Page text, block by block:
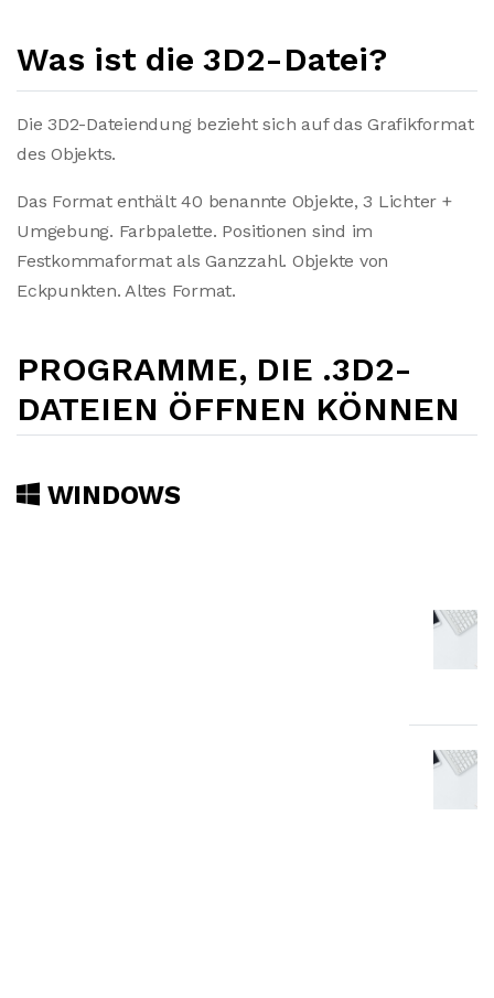
Was ist die 3D2-Datei?
Die 3D2-Dateiendung bezieht sich auf das Grafikformat
des Objekts.
Das Format enthält 40 benannte Objekte, 3 Lichter +
Umgebung. Farbpalette. Positionen sind im
Festkommaformat als Ganzzahl. Objekte von
Eckpunkten. Altes Format.
PROGRAMME, DIE .3D2-
DATEIEN ÖFFNEN KÖNNEN
WINDOWS